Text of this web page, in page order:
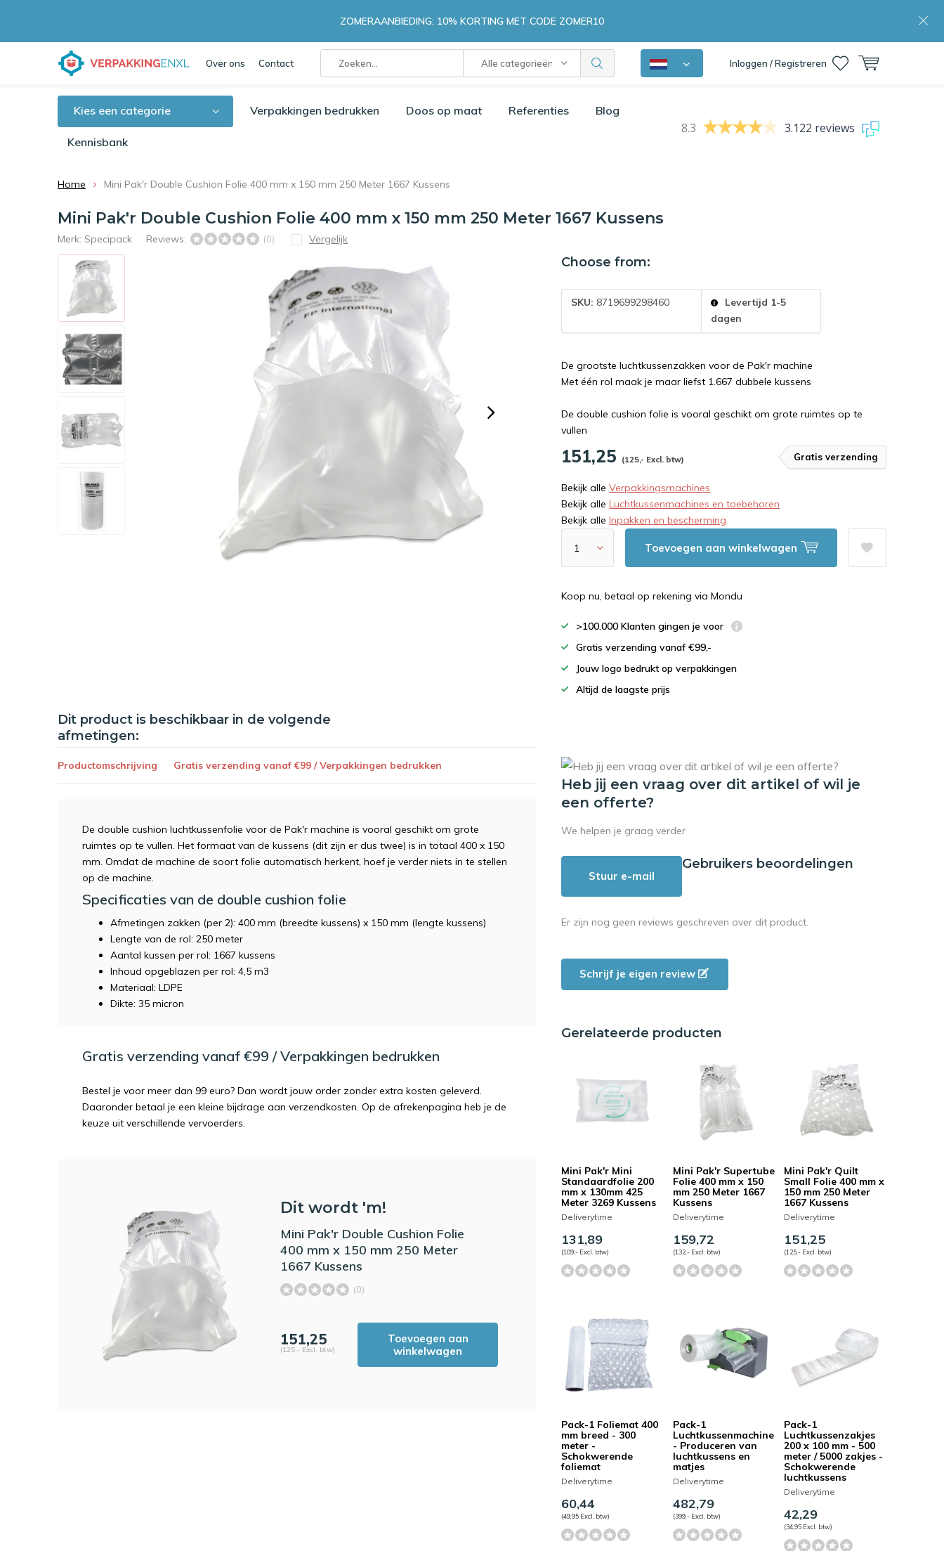
Over ons Contact Alle categorieën Inloggen / Registreren
ZOMERAANBIEDING: 10% KORTING MET CODE ZOMER10
Kies een categorie Verpakkingen bedrukken Doos op maat Referenties Blog
Kennisbank
8.3 3.122 reviews
Home Mini Pak'r Double Cushion Folie 400 mm x 150 mm 250 Meter 1667 Kussens
Mini Pak'r Double Cushion Folie 400 mm x 150 mm 250 Meter 1667 Kussens
Merk: Specipack Reviews: (0) Vergelijk
Choose from:
SKU: 8719699298460
Levertijd 1-5
dagen
De grootste luchtkussenzakken voor de Pak'r machine
Met één rol maak je maar liefst 1.667 dubbele kussens
De double cushion folie is vooral geschikt om grote ruimtes op te
vullen
151,25 (125,- Excl. btw) Gratis verzending
Bekijk alleVerpakkingsmachines
Bekijk alleLuchtkussenmachines en toebehoren
Bekijk alleInpakken en bescherming
Toevoegen aan winkelwagen
Koop nu, betaal op rekening via Mondu
>100.000 Klanten gingen je voor
Gratis verzending vanaf €99,-
Jouw logo bedrukt op verpakkingen
Altijd de laagste prijs
Dit product is beschikbaar in de volgende
afmetingen:
Productomschrijving Gratis verzending vanaf €99 / Verpakkingen bedrukken
De double cushion luchtkussenfolie voor de Pak'r machine is vooral geschikt om grote
ruimtes op te vullen. Het formaat van de kussens (dit zijn er dus twee) is in totaal 400 x 150
mm. Omdat de machine de soort folie automatisch herkent, hoef je verder niets in te stellen
op de machine.
Specificaties van de double cushion folie
Afmetingen zakken (per 2): 400 mm (breedte kussens) x 150 mm (lengte kussens)
Lengte van de rol: 250 meter
Aantal kussen per rol: 1667 kussens
Inhoud opgeblazen per rol: 4,5 m3
Materiaal: LDPE
Dikte: 35 micron
Gratis verzending vanaf €99 / Verpakkingen bedrukken
Bestel je voor meer dan 99 euro? Dan wordt jouw order zonder extra kosten geleverd.
Daaronder betaal je een kleine bijdrage aan verzendkosten. Op de afrekenpagina heb je de
keuze uit verschillende vervoerders.
Dit wordt 'm!
Mini Pak'r Double Cushion Folie
400 mm x 150 mm 250 Meter
1667 Kussens
(0)
151,25
(125,- Excl. btw)
Toevoegen aan
winkelwagen
Heb jij een vraag over dit artikel of wil je
een offerte?
We helpen je graag verder
Stuur e-mail
Gebruikers beoordelingen
Er zijn nog geen reviews geschreven over dit product.
Schrijf je eigen review
Gerelateerde producten
Mini Pak'r Mini
Standaardfolie 200
mm x 130mm 425
Meter 3269 Kussens
Deliverytime
131,89
(109,- Excl. btw)
Mini Pak'r Supertube
Folie 400 mm x 150
mm 250 Meter 1667
Kussens
Deliverytime
159,72
(132,- Excl. btw)
Mini Pak'r Quilt
Small Folie 400 mm x
150 mm 250 Meter
1667 Kussens
Deliverytime
151,25
(125,- Excl. btw)
Pack-1 Foliemat 400
mm breed - 300
meter -
Schokwerende
foliemat
Deliverytime
60,44
(49,95 Excl. btw)
Pack-1
Luchtkussenmachine
- Produceren van
luchtkussens en
matjes
Deliverytime
482,79
(399,- Excl. btw)
Pack-1
Luchtkussenzakjes
200 x 100 mm - 500
meter / 5000 zakjes -
Schokwerende
luchtkussens
Deliverytime
42,29
(34,95 Excl. btw)